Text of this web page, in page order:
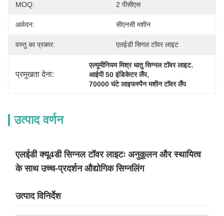
MOQ: 2 पीसीएस
आवेदन: सीएनसी मशीन
वस्तु का प्रकार: एलईडी सिगल टॉवर लाइट
प्रमुखता देना:
एल्यूमीनियम मिश्र धातु सिग्नल टॉवर लाइट,
आईपी 50 इंडिकेटर लैंप,
70000 घंटे लाइफस्पैन मशीन टॉवर लैंप
उत्पाद वर्णन
एलईडी क्यू4डी सिग्नल टॉवर लाइटः अनुकूलन और स्थायित्व
के साथ उच्च-प्रदर्शन औद्योगिक सिग्नलिंग
उत्पाद विनिर्देश